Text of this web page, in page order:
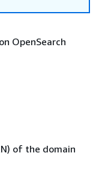
OpenSearch
of the domain